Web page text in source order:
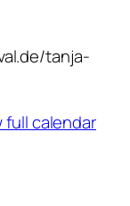
tanja-
full calendar